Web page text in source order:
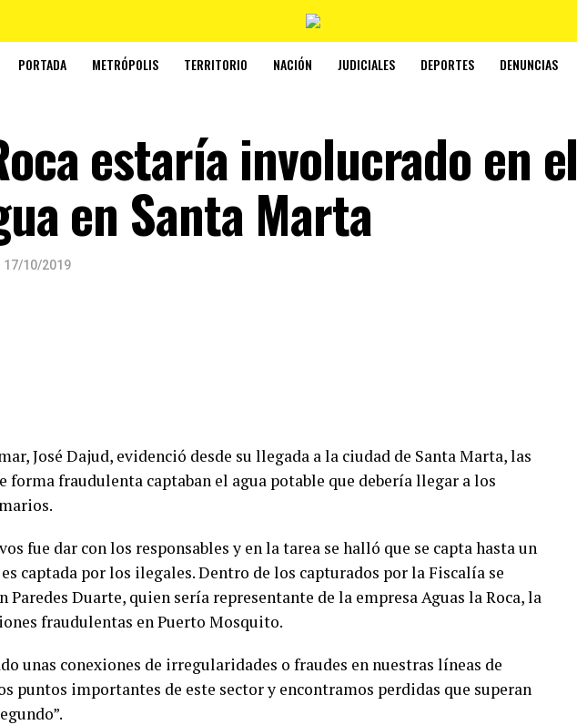
PORTADA METRÓPOLIS TERRITORIO NACIÓN JUDICIALES DEPORTES DENUNCIAS
estaría involucrado en el
en Santa Marta
17/10/2019
José Dajud, evidenció desde su llegada a la ciudad de Santa Marta, las
forma fraudulenta captaban el agua potable que debería llegar a los
fue dar con los responsables y en la tarea se halló que se capta hasta un
es captada por los ilegales. Dentro de los capturados por la Fiscalía se
Paredes Duarte, quien sería representante de la empresa Aguas la Roca, la
fraudulentas en Puerto Mosquito.
unas conexiones de irregularidades o fraudes en nuestras líneas de
puntos importantes de este sector y encontramos perdidas que superan